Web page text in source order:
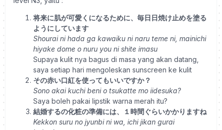
将来に肌が可愛くになるために、毎日日焼け止めを塗る
ようにしています
Shourai ni hada ga kawaiku ni naru teme ni, mainichi
hiyake dome o nuru you ni shite imasu
Supaya kulit nya bagus di masa yang akan datang,
saya setiap hari mengoleskan sunscreen ke kulit
その赤い口紅を使ってもいいですか？
Sono akai kuchi beni o tsukatte mo iidesuka?
Saya boleh pakai lipstik warna merah itu?
結婚するの化粧の準備には、１時間ぐらいかかりますね
Kekkon suru no jyunbi ni wa, ichi jikan gurai